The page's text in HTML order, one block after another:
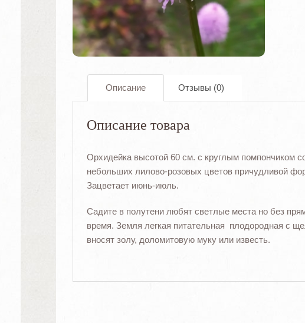
Описание Отзывы (0)
Описание товара
Орхидейка высотой 60 см. с круглым помпончиком
небольших лилово-розовых цветов причудливой
Зацветает июнь-июль.
Садите в полутени любят светлые места но без
время. Земля легкая питательная плодородная с
вносят золу, доломитовую муку или известь.